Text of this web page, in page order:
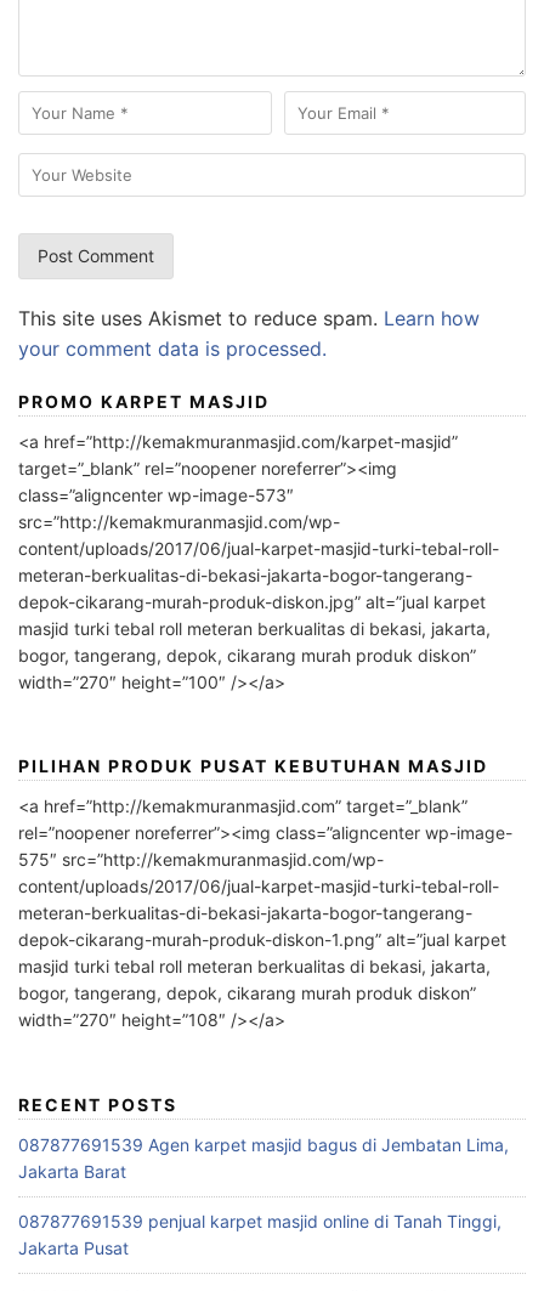
This site uses Akismet to reduce spam. Learn how
your comment data is processed.
PROMO KARPET MASJID
<a href=”http://kemakmuranmasjid.com/karpet-masjid”
target=”_blank” rel=”noopener noreferrer”><img
class=”aligncenter wp-image-573″
src=”http://kemakmuranmasjid.com/wp-
content/uploads/2017/06/jual-karpet-masjid-turki-tebal-roll-
meteran-berkualitas-di-bekasi-jakarta-bogor-tangerang-
depok-cikarang-murah-produk-diskon.jpg” alt=”jual karpet
masjid turki tebal roll meteran berkualitas di bekasi, jakarta,
bogor, tangerang, depok, cikarang murah produk diskon”
width=”270″ height=”100″ /></a>
PILIHAN PRODUK PUSAT KEBUTUHAN MASJID
<a href=”http://kemakmuranmasjid.com” target=”_blank”
rel=”noopener noreferrer”><img class=”aligncenter wp-image-
575″ src=”http://kemakmuranmasjid.com/wp-
content/uploads/2017/06/jual-karpet-masjid-turki-tebal-roll-
meteran-berkualitas-di-bekasi-jakarta-bogor-tangerang-
depok-cikarang-murah-produk-diskon-1.png” alt=”jual karpet
masjid turki tebal roll meteran berkualitas di bekasi, jakarta,
bogor, tangerang, depok, cikarang murah produk diskon”
width=”270″ height=”108″ /></a>
RECENT POSTS
087877691539 Agen karpet masjid bagus di Jembatan Lima,
Jakarta Barat
087877691539 penjual karpet masjid online di Tanah Tinggi,
Jakarta Pusat